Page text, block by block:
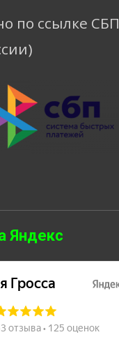
по ссылке СБП
Яндекс